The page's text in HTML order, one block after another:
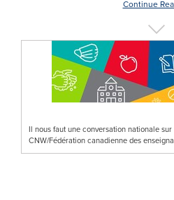
Continue
Il nous faut une conversation nationale
CNW/Fédération canadienne des